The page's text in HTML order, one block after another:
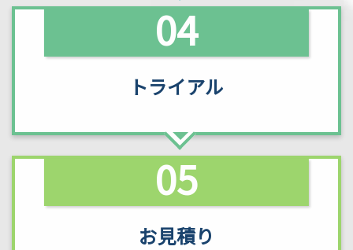
04
トライアル
05
お見積り